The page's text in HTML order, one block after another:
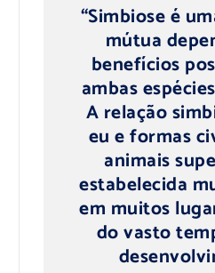
“Simbiose é
mútua
benefícios
ambas
A relação
eu e formas
animais
estabelecida
em muitos
do vasto